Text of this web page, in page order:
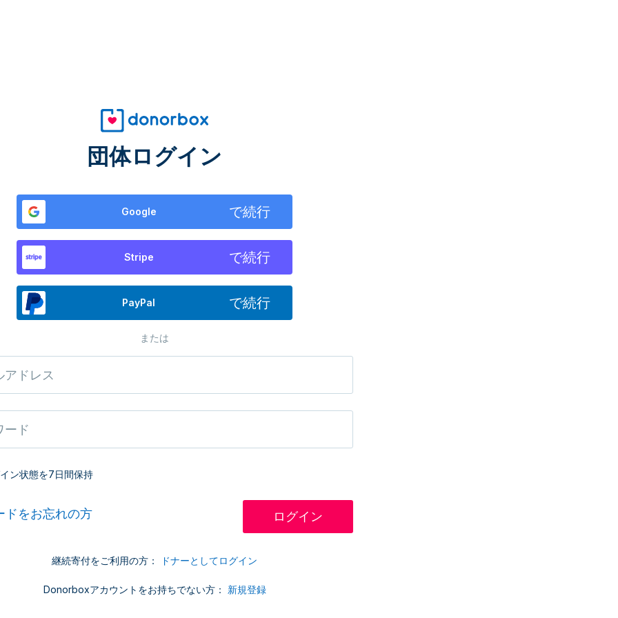
団体ログイン
Google で続行
Stripe で続行
PayPal で続行
または
ン状態を7日間保持
ドをお忘れの方
継続寄付をご利用の方： ドナーとしてログイン
Donorboxアカウントをお持ちでない方： 新規登録